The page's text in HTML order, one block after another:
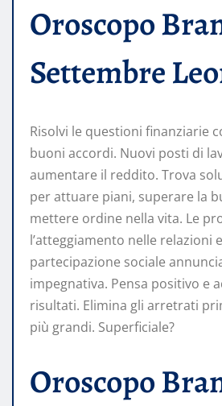
Oroscopo
Settembre
Risolvi le questioni finanziarie
buoni accordi. Nuovi posti di
aumentare il reddito. Trova
per attuare piani, superare la
mettere ordine nella vita. Le
l’atteggiamento nelle relazioni
partecipazione sociale
impegnativa. Pensa positivo e
risultati. Elimina gli arretrati
più grandi. Superficiale?
Oroscopo